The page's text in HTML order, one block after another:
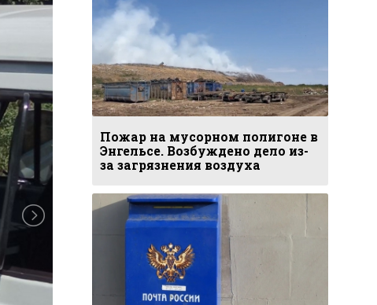
Пожар на мусорном полигоне в
Энгельсе. Возбуждено дело из-
за загрязнения воздуха